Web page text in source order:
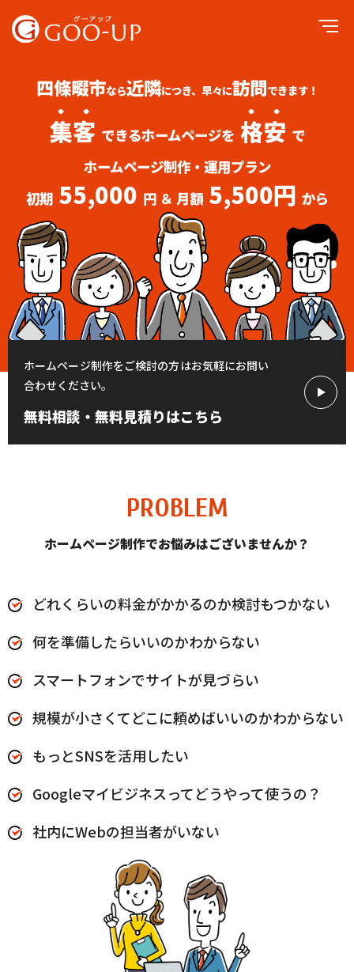
四條畷市なら近隣につき、早々に訪問できます！
集客 できるホームページを 格安 で
ホームページ制作・運用プラン
初期 55,000 円 ＆ 月額 5,500円 から
ホームページ制作をご検討の方はお気軽にお問い
合わせください。
無料相談・無料見積りはこちら
PROBLEM
ホームページ制作でお悩みはございませんか？
どれくらいの料金がかかるのか検討もつかない
何を準備したらいいのかわからない
スマートフォンでサイトが見づらい
規模が小さくてどこに頼めばいいのかわからない
もっとSNSを活用したい
Googleマイビジネスってどうやって使うの？
社内にWebの担当者がいない